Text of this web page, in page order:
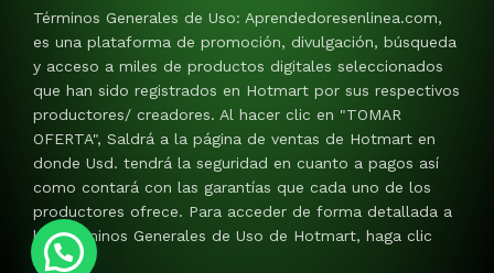
Términos Generales de Uso: Aprendedoresenlinea.com,
es una plataforma de promoción, divulgación, búsqueda
y acceso a miles de productos digitales seleccionados
que han sido registrados en Hotmart por sus respectivos
productores/ creadores. Al hacer clic en "TOMAR
OFERTA", Saldrá a la página de ventas de Hotmart en
donde Usd. tendrá la seguridad en cuanto a pagos así
como contará con las garantías que cada uno de los
productores ofrece. Para acceder de forma detallada a
los Términos Generales de Uso de Hotmart, haga clic
AQUI.